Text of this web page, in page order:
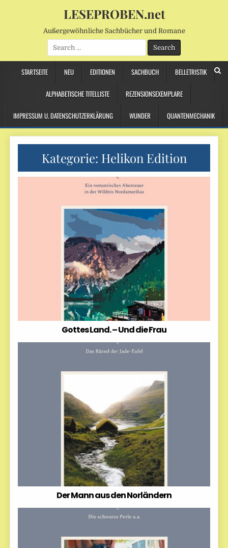
LESEPROBEN.net
Außergewöhnliche Sachbücher und Romane
Search
for:
STARTSEITE NEU EDITIONEN SACHBUCH BELLETRISTIK
ALPHABETISCHE TITELLISTE REZENSIONSEXEMPLARE
IMPRESSUM U. DATENSCHUTZERKLÄRUNG WUNDER QUANTENMECHANIK
Kategorie: Helikon Edition
Gottes Land. – Und die Frau
Der Mann aus den Norländern